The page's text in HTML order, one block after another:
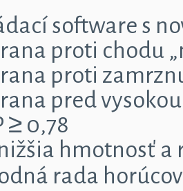
software s
proti chodu
proti
pred
≥ 0,78
hmotnosť a
rada